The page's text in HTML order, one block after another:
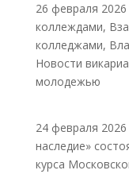
26 февраля 2026
коллеждами,
колледжами,
Новости
молодежью
24 февраля
наследие»
курса